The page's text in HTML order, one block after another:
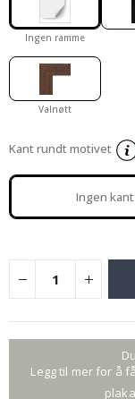
Ingen ramme
Valnøtt
Kant rundt motivet
Ingen kant
Legg til mer for å